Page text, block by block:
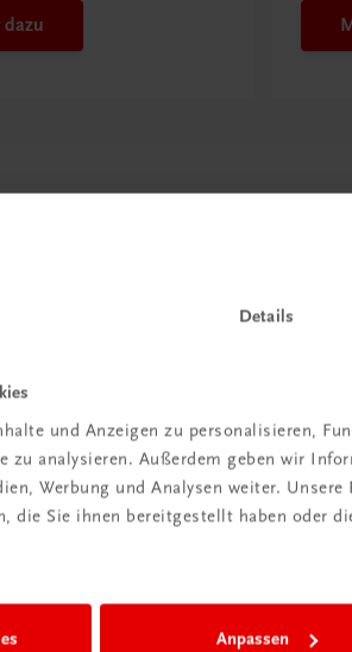
Details
und Anzeigen zu personalisieren,
zu analysieren. Außerdem geben wir
Werbung und Analysen weiter.
die Sie ihnen bereitgestellt haben oder
Anpassen
dazu
der
eine